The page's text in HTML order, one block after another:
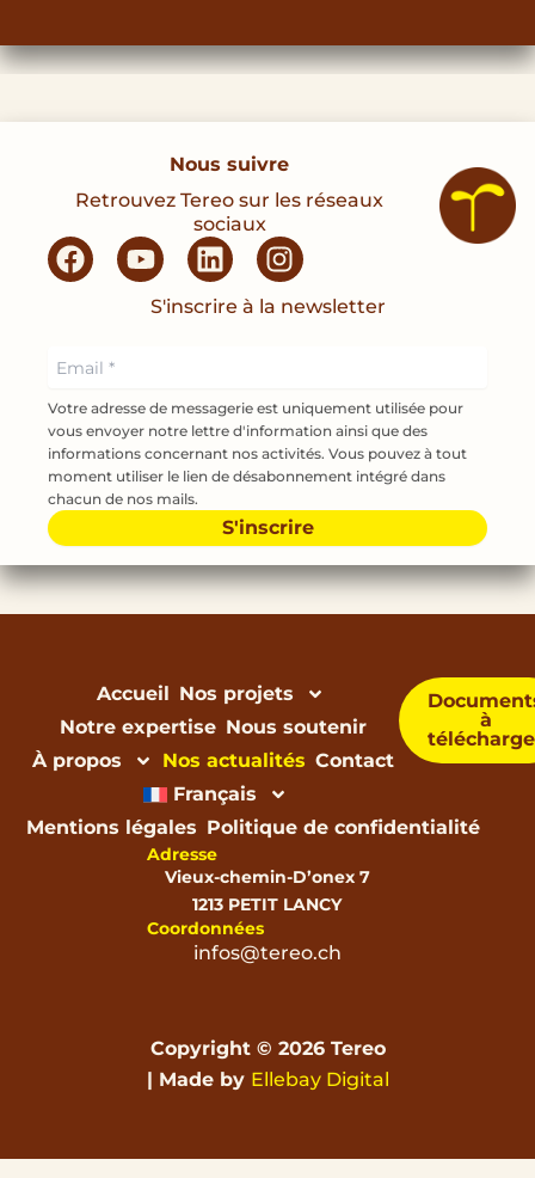
Nous suivre
Retrouvez Tereo sur les réseaux
sociaux
F
a
b
o
k
Y
o
u
e
L
i
n
i
n
I
n
s
r
a
m
S'inscrire à la newsletter
Votre adresse de messagerie est uniquement utilisée pour
vous envoyer notre lettre d'information ainsi que des
informations concernant nos activités. Vous pouvez à tout
moment utiliser le lien de désabonnement intégré dans
chacun de nos mails.
Accueil Nos projets
Notre expertise Nous soutenir
À propos
Nos actualités Contact
Français
à
Mentions légales Politique de confidentialité
Adresse
Vieux-chemin-D’onex 7
1213 PETIT LANCY
Coordonnées
infos@tereo.ch
Copyright © 2026 Tereo
| Made by Ellebay Digital